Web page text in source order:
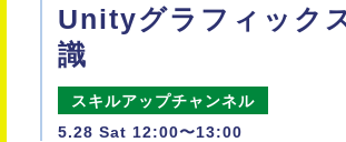
Unityグラフィック
識
スキルアップチャンネル
5.28 Sat 12:00〜13:00